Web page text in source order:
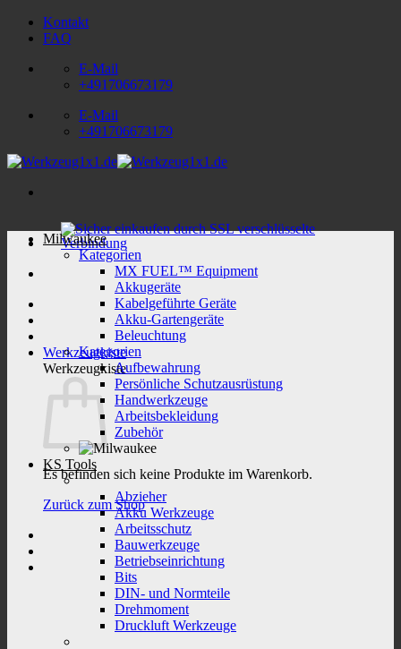
Zum
Inhalt
Kontakt
FAQ
E-Mail
+491706673179
E-Mail
+491706673179
Werkzeugkiste
Werkzeugkiste
Es befinden sich keine Produkte im Warenkorb.
Zurück zum Shop
Milwaukee
Kategorien
MX FUEL™ Equipment
Akkugeräte
Kabelgeführte Geräte
Akku-Gartengeräte
Beleuchtung
Kategorien
Aufbewahrung
Persönliche Schutzausrüstung
Handwerkzeuge
Arbeitsbekleidung
Zubehör
KS Tools
Abzieher
Akku Werkzeuge
Arbeitsschutz
Bauwerkzeuge
Betriebseinrichtung
Bits
DIN- und Normteile
Drehmoment
Druckluft Werkzeuge